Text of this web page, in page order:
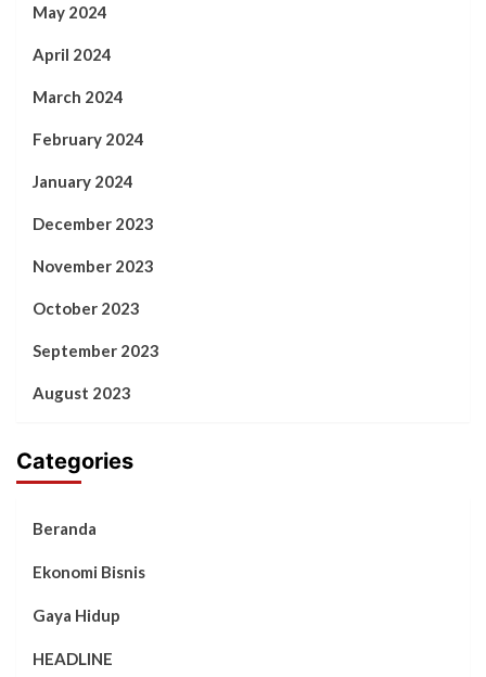
May 2024
April 2024
March 2024
February 2024
January 2024
December 2023
November 2023
October 2023
September 2023
August 2023
Categories
Beranda
Ekonomi Bisnis
Gaya Hidup
HEADLINE